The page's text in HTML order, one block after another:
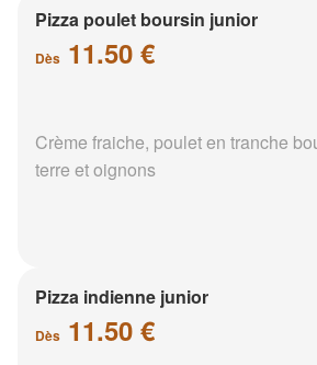
Pizza poulet boursin junior
Dès 11.50 €
Crème fraiche, poulet en tranche
terre et oignons
Pizza indienne junior
Dès 11.50 €